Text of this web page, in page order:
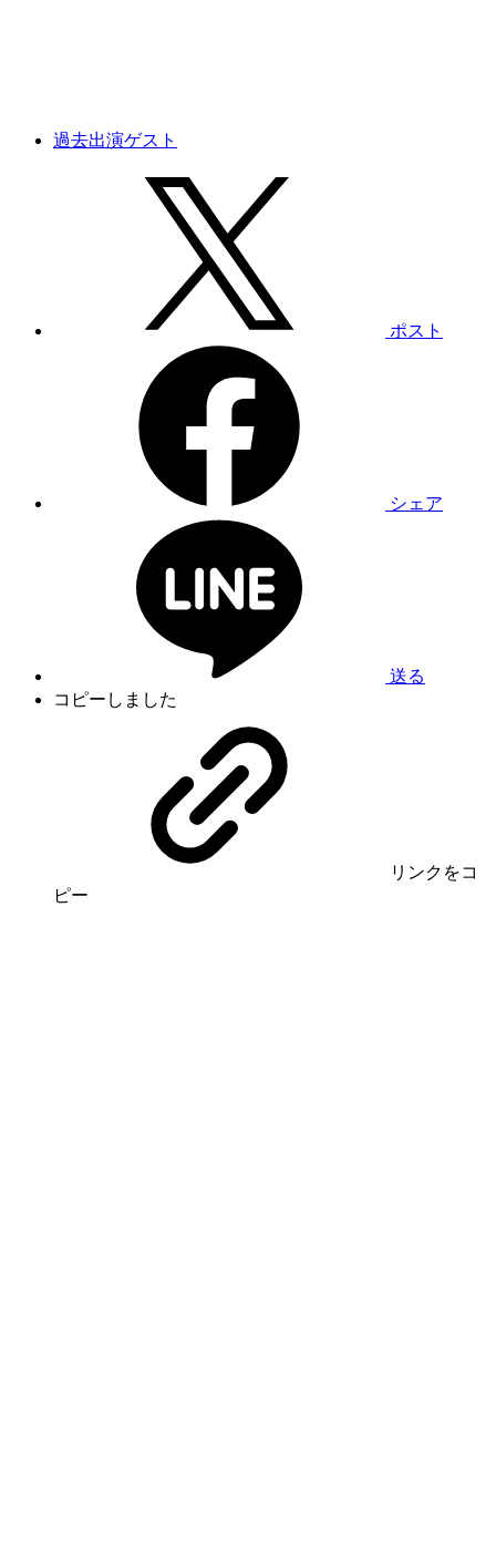
過去出演ゲスト
ポスト
シェア
送る
コピーしました
リンク をコ
ピー